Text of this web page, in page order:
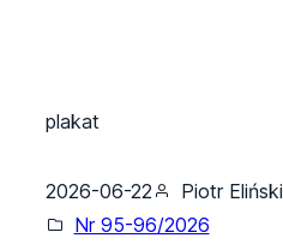
plakat
2026-06-22 Piotr Eliński
Nr 95-96/2026